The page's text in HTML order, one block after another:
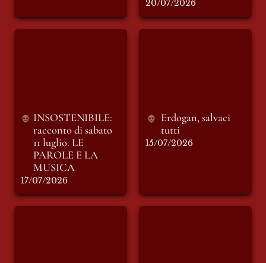
20/07/2026
INSOSTENIBILE:
racconto di sabato
11 luglio. LE
PAROLE E LA
MUSICA
17/07/2026
Erdogan, salvaci
tutti
15/07/2026